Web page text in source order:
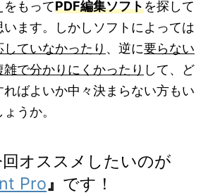
をもってPDF編集ソフトを探して
ます。しかしソフトによっては
ていなかったり 、逆に要らない
で分かりにくかったり して、ど
ばよいか中々決まらない方もい
うか。
オススメしたいのが
Pro』 です！